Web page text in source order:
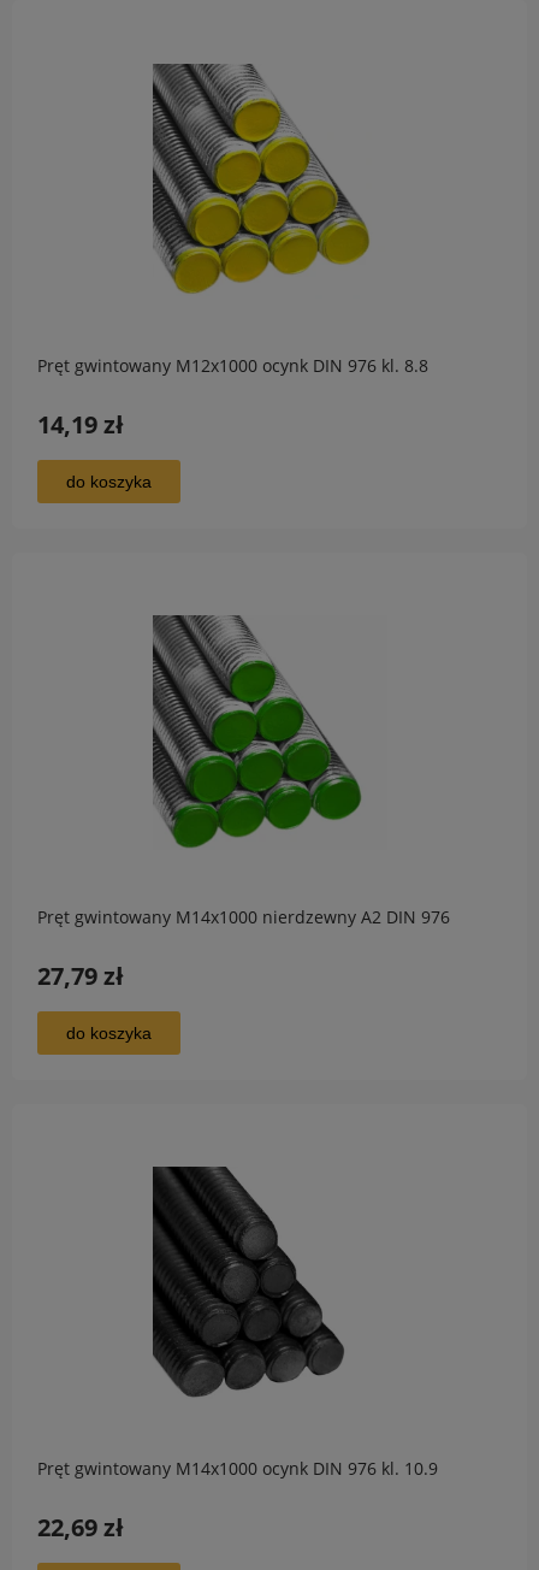
Pręt gwintowany M12x1000 ocynk DIN 976 kl. 8.8
14,19 zł
do koszyka
Pręt gwintowany M14x1000 nierdzewny A2 DIN 976
27,79 zł
do koszyka
Pręt gwintowany M14x1000 ocynk DIN 976 kl. 10.9
22,69 zł